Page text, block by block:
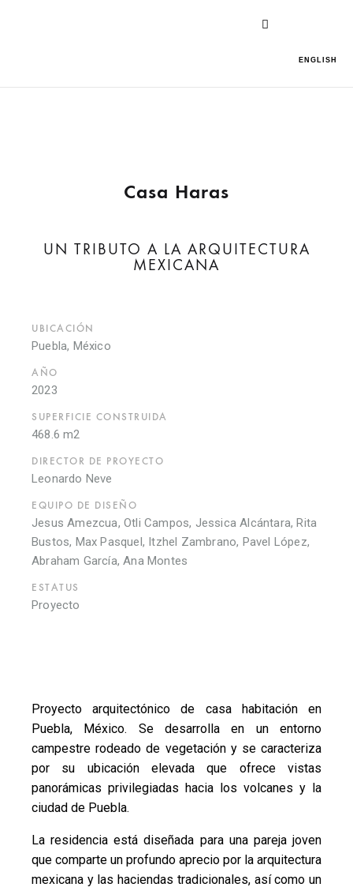
ENGLISH
Casa Haras
UN TRIBUTO A LA ARQUITECTURA
MEXICANA
UBICACIÓN
Puebla, México
AÑO
2023
SUPERFICIE CONSTRUIDA
468.6 m2
DIRECTOR DE PROYECTO
Leonardo Neve
EQUIPO DE DISEÑO
Jesus Amezcua, Otli Campos, Jessica Alcántara, Rita
Bustos, Max Pasquel, Itzhel Zambrano, Pavel López,
Abraham García, Ana Montes
ESTATUS
Proyecto
Proyecto arquitectónico de casa habitación en
Puebla, México. Se desarrolla en un entorno
campestre rodeado de vegetación y se caracteriza
por su ubicación elevada que ofrece vistas
panorámicas privilegiadas hacia los volcanes y la
ciudad de Puebla.
La residencia está diseñada para una pareja joven
que comparte un profundo aprecio por la arquitectura
mexicana y las haciendas tradicionales, así como un